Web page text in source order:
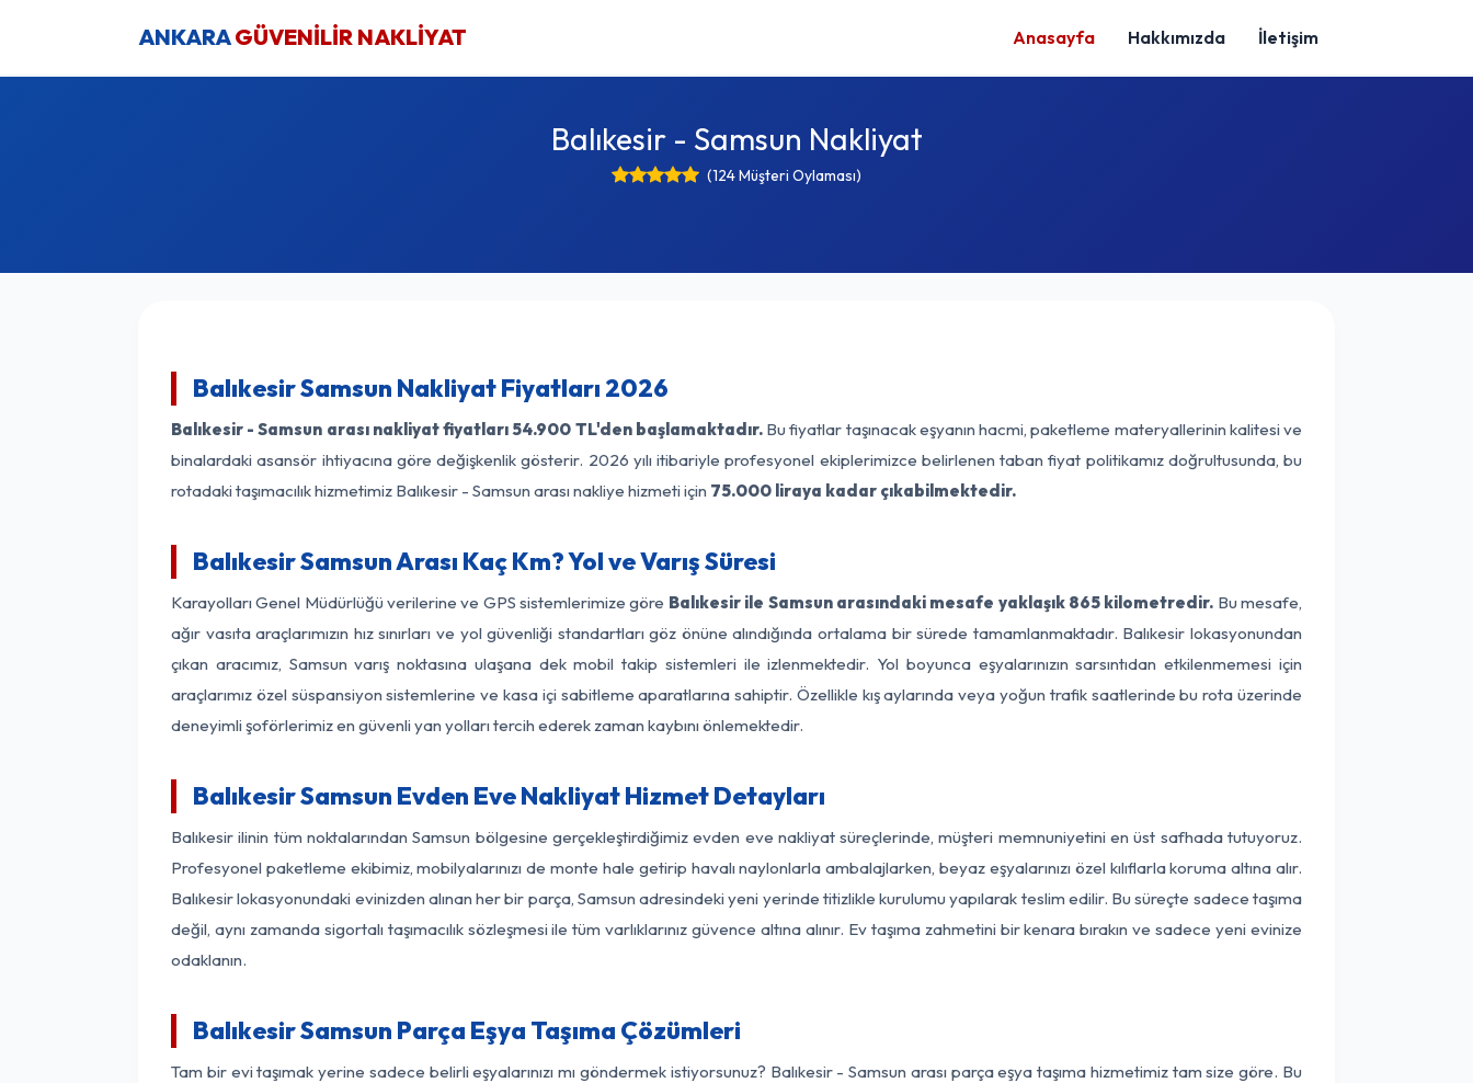
ANKARAGÜVENİLİR NAKLİYAT Anasayfa Hakkımızda İletişim
Balıkesir - Samsun Nakliyat
(124 Müşteri Oylaması)
Balıkesir Samsun Nakliyat Fiyatları 2026
Balıkesir - Samsun arası nakliyat fiyatları54.900 TL'den başlamaktadır.Bu fiyatlar taşınacak eşyanın hacmi, paketleme materyallerinin kalitesi ve
binalardaki asansör ihtiyacına göre değişkenlik gösterir. 2026 yılı itibariyle profesyonel ekiplerimizce belirlenen taban fiyat politikamız doğrultusunda, bu
rotadaki taşımacılık hizmetimiz Balıkesir - Samsun arası nakliye hizmeti için 75.000 liraya kadar çıkabilmektedir.
Balıkesir Samsun Arası Kaç Km? Yol ve Varış Süresi
Karayolları Genel Müdürlüğü verilerine ve GPS sistemlerimize göre Balıkesir ile Samsun arasındaki mesafe yaklaşık 865 kilometredir. Bu mesafe,
ağır vasıta araçlarımızın hız sınırları ve yol güvenliği standartları göz önüne alındığında ortalama bir sürede tamamlanmaktadır. Balıkesir lokasyonundan
çıkan aracımız, Samsun varış noktasına ulaşana dek mobil takip sistemleri ile izlenmektedir. Yol boyunca eşyalarınızın sarsıntıdan etkilenmemesi için
araçlarımız özel süspansiyon sistemlerine ve kasa içi sabitleme aparatlarına sahiptir. Özellikle kış aylarında veya yoğun trafik saatlerinde bu rota üzerinde
deneyimli şoförlerimiz en güvenli yan yolları tercih ederek zaman kaybını önlemektedir.
Balıkesir Samsun Evden Eve Nakliyat Hizmet Detayları
Balıkesir ilinin tüm noktalarından Samsun bölgesine gerçekleştirdiğimiz evden eve nakliyat süreçlerinde, müşteri memnuniyetini en üst safhada tutuyoruz.
Profesyonel paketleme ekibimiz, mobilyalarınızı de monte hale getirip havalı naylonlarla ambalajlarken, beyaz eşyalarınızı özel kılıflarla koruma altına alır.
Balıkesir lokasyonundaki evinizden alınan her bir parça, Samsun adresindeki yeni yerinde titizlikle kurulumu yapılarak teslim edilir. Bu süreçte sadece taşıma
değil, aynı zamanda sigortalı taşımacılık sözleşmesi ile tüm varlıklarınız güvence altına alınır. Ev taşıma zahmetini bir kenara bırakın ve sadece yeni evinize
odaklanın.
Balıkesir Samsun Parça Eşya Taşıma Çözümleri
Tam bir evi taşımak yerine sadece belirli eşyalarınızı mı göndermek istiyorsunuz? Balıkesir - Samsun arası parça eşya taşıma hizmetimiz tam size göre. Bu